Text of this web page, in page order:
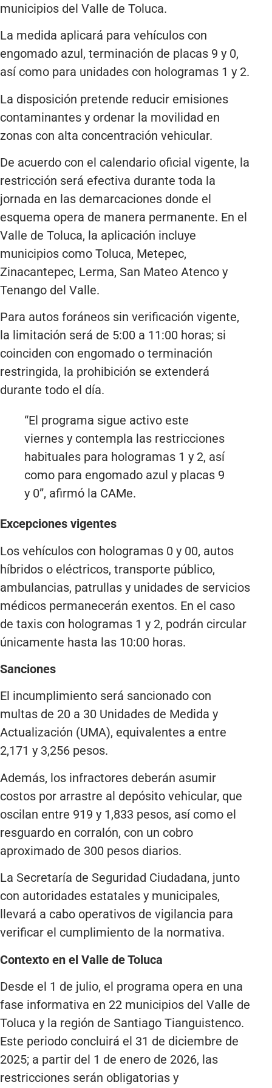
municipios del Valle de Toluca.
La medida aplicará para vehículos con
engomado azul, terminación de placas 9 y 0,
así como para unidades con hologramas 1 y 2.
La disposición pretende reducir emisiones
contaminantes y ordenar la movilidad en
zonas con alta concentración vehicular.
De acuerdo con el calendario oficial vigente, la
restricción será efectiva durante toda la
jornada en las demarcaciones donde el
esquema opera de manera permanente. En el
Valle de Toluca, la aplicación incluye
municipios como Toluca, Metepec,
Zinacantepec, Lerma, San Mateo Atenco y
Tenango del Valle.
Para autos foráneos sin verificación vigente,
la limitación será de 5:00 a 11:00 horas; si
coinciden con engomado o terminación
restringida, la prohibición se extenderá
durante todo el día.
“El programa sigue activo este
viernes y contempla las restricciones
habituales para hologramas 1 y 2, así
como para engomado azul y placas 9
y 0”, afirmó la CAMe.
Excepciones vigentes
Los vehículos con hologramas 0 y 00, autos
híbridos o eléctricos, transporte público,
ambulancias, patrullas y unidades de servicios
médicos permanecerán exentos. En el caso
de taxis con hologramas 1 y 2, podrán circular
únicamente hasta las 10:00 horas.
Sanciones
El incumplimiento será sancionado con
multas de 20 a 30 Unidades de Medida y
Actualización (UMA), equivalentes a entre
2,171 y 3,256 pesos.
Además, los infractores deberán asumir
costos por arrastre al depósito vehicular, que
oscilan entre 919 y 1,833 pesos, así como el
resguardo en corralón, con un cobro
aproximado de 300 pesos diarios.
La Secretaría de Seguridad Ciudadana, junto
con autoridades estatales y municipales,
llevará a cabo operativos de vigilancia para
verificar el cumplimiento de la normativa.
Contexto en el Valle de Toluca
Desde el 1 de julio, el programa opera en una
fase informativa en 22 municipios del Valle de
Toluca y la región de Santiago Tianguistenco.
Este periodo concluirá el 31 de diciembre de
2025; a partir del 1 de enero de 2026, las
restricciones serán obligatorias y